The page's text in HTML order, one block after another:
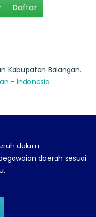
Daftar
Kabupaten Balangan.
- Indonesia
dalam
daerah sesuai